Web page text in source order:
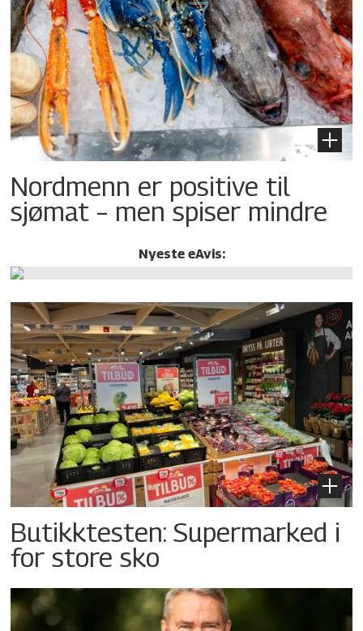
Nordmenn er positive til
sjømat – men spiser mindre
Nyeste eAvis:
Butikktesten: Supermarked i
for store sko